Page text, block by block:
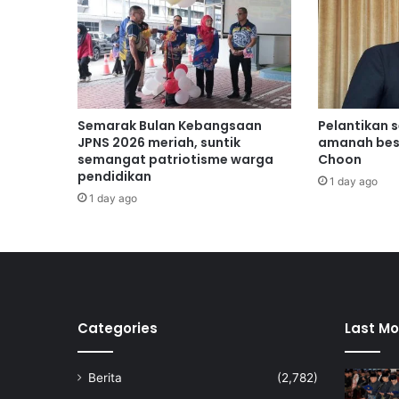
i
d
b
e
r
j
a
y
a
d
i
r
a
Semarak Bulan Kebangsaan
JPNS 2026 meriah, suntik
semangat patriotisme warga
pendidikan
1 day ago
Pelantikan
amanah
Choon
1 day ago
Categories
Berita
(2,782)
Last